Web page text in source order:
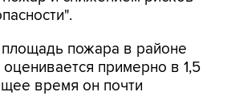
пожара в районе
примерно в 1,5
время он почти